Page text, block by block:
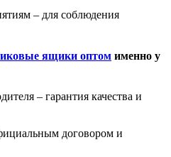
– для соблюдения
ящики оптом именно у
– гарантия качества и
договором и